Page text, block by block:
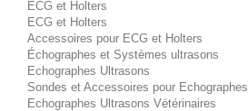
ECG et Holters
ECG et Holters
Accessoires pour ECG et Holters
Échographes et Systèmes ultrasons
Echographes Ultrasons
Sondes et Accessoires pour Echographes
Echographes Ultrasons Vétérinaires